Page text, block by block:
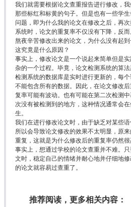
我们就需要根据论文查重报告进行修改，
那些标红和标黄的句子。但是也有一些学
问题，即为什么我的论文在修改之后，再
系统时，论文的重复率不仅没有下降，反
熬夜辛苦修改出来的论文，为什么没有起到
这究竟是什么原因？
事实上，修改论文是一个说起来简单但是
杂的一个过程。毕竟，论文检测系统的算
检测系统的数据库是实时进行更新的，每
不能包含所有的数据。因此，在论文修改
复率可能有波动。也有可能在第二次检测
次没有被检测到的地方，这种情况通常会
生。
我们在进行修改论文时，由于缺乏对某些语
所以会导致论文修改的效果不太明显，原
重复，这就是为什么修改后的重复率仍然很
事实上，想通过学校的论文查重并不难。
文时，稳定自己的情绪并耐心地并仔细地
的论文就容易过查重了。
推荐阅读，更多相关内容：